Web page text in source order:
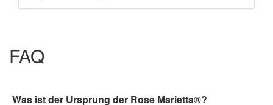
FAQ
Was ist der Ursprung der Rose Marietta®?